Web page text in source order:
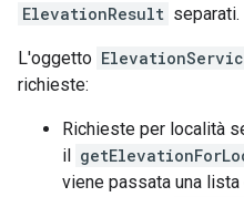
ElevationResult separati.
L'oggetto
richieste:
Richieste per località
il
viene passata una